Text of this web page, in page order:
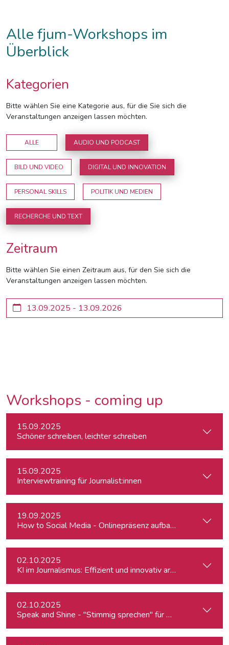
Alle fjum-Workshops im
Überblick
Kategorien
Bitte wählen Sie eine Kategorie aus, für die Sie sich die
Veranstaltungen anzeigen lassen möchten.
ALLE AUDIO UND PODCAST
BILD UND VIDEO DIGITAL UND INNOVATION
PERSONAL SKILLS POLITIK UND MEDIEN
RECHERCHE UND TEXT
Zeitraum
Bitte wählen Sie einen Zeitraum aus, für den Sie sich die
Veranstaltungen anzeigen lassen möchten.
Workshops - coming up
15.09.2025
Schöner schreiben, leichter schreiben
15.09.2025
Interviewtraining für Journalist:innen
19.09.2025
How to Social Media - Onlinepräsenz aufbauen & Beiträge
02.10.2025
KI im Journalismus: Effizient und innovativ arbeiten
02.10.2025
Speak and Shine - "Stimmig sprechen" für Podcast,